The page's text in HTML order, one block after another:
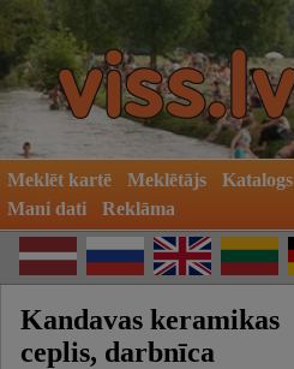
Meklēt kartē Meklētājs Katalogs
Mani dati
Reklāma
Kandavas keramikas
ceplis, darbnīca